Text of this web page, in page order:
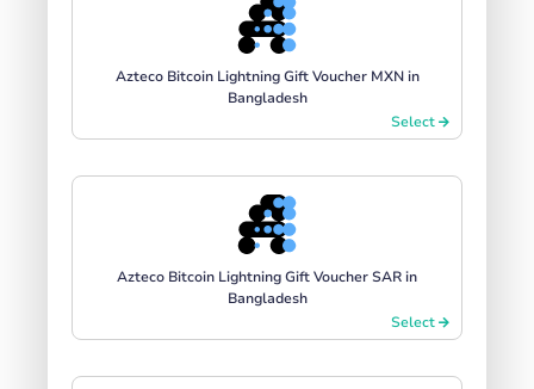
Azteco Bitcoin Lightning Gift Voucher MXN in
Bangladesh
Select
Azteco Bitcoin Lightning Gift Voucher SAR in
Bangladesh
Select